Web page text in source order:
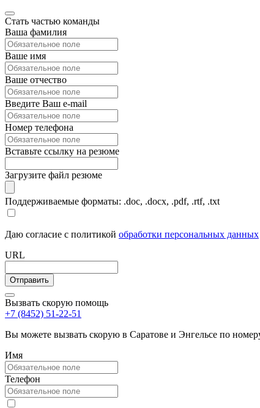
Стать частью команды
Ваша фамилия
Ваше имя
Ваше отчество
Введите Ваш e-mail
Номер телефона
Вставьте ссылку на резюме
Загрузите файл резюме
Поддерживаемые форматы: .doc, .docx, .pdf, .rtf, .txt
Даю согласие с политикой обработки персональных данных
URL
Вызвать скорую помощь
+7 (8452) 51-22-51
Вы можете вызвать скорую в Саратове и Энгельсе по
Имя
Телефон